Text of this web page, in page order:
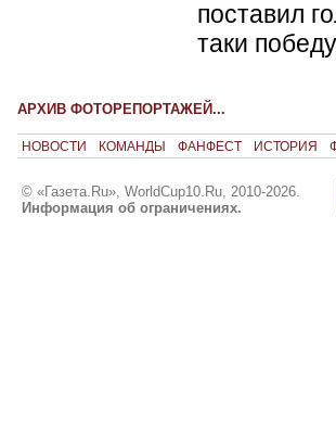
поставил
таки
АРХИВ ФОТОРЕПОРТАЖЕЙ...
НОВОСТИ КОМАНДЫ ФАНФЕСТ ИСТОРИЯ
© «Газета.Ru», WorldCup10.Ru, 2010-2026.
Информация об ограничениях.